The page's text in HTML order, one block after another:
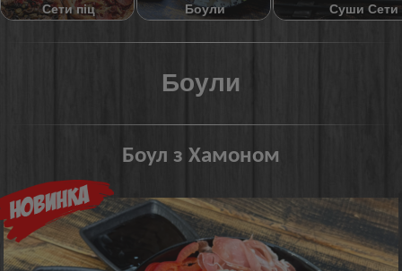
Сети піц Боули Суши Сети
Боули
Боул з Хамоном